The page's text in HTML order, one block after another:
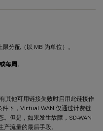
分配（以 MB 为单位）。
每周 。
其他可用链接失败时启用此链接作
件下，Virtual WAN 仅通过计费链
但是，如果发生故障，SD-WAN
流量的最后手段。